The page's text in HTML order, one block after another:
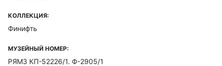
КОЛЛЕКЦИЯ:
Финифть
МУЗЕЙНЫЙ НОМЕР:
РЯМЗ КП-52226/1. Ф-2905/1